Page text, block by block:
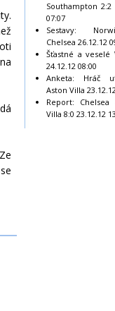
Southampton 2:2
07:07
Sestavy:
Chelsea 26.12.12
Šťastné a veselé
24.12.12 08:00
Anketa: Hráč
Aston Villa
Report: Chelsea
Villa 8:0 23.12.12